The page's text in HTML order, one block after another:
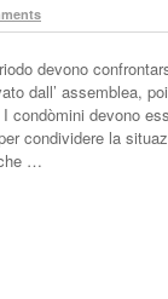
devono
dall’ assemblea,
condòmini devono
condividere la
…